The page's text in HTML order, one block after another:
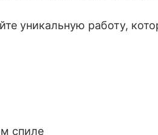
уникальную работу,
спиле